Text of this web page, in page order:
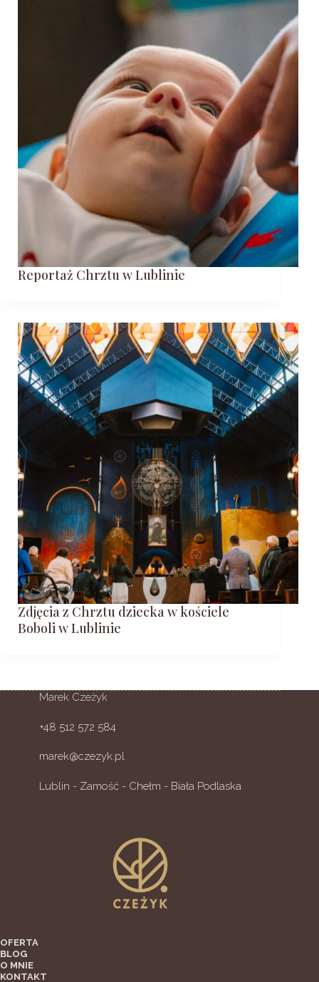
Reportaż Chrztu w Lublinie
Zdjęcia z Chrztu dziecka w kościele
Boboli w Lublinie
Marek Czeżyk
+48 512 572 584
marek@czezyk.pl
Lublin - Zamość - Chełm - Biała Podlaska
OFERTA
BLOG
O MNIE
KONTAKT